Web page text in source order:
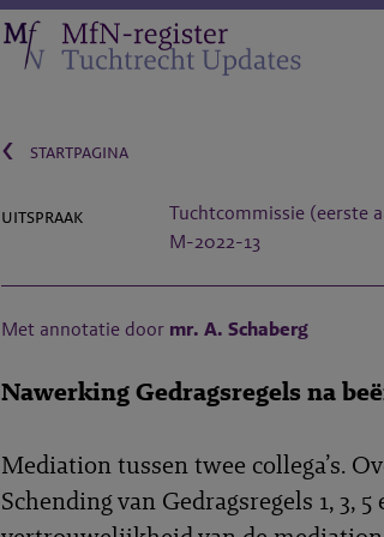
‹ startpagina
uitspraak
Tuchtcommissie (eerste
M-2022-13
Met annotatie door mr. A. Schaberg
Nawerking Gedragsregels na
Mediation tussen twee collega’s.
Schending van Gedragsregels 1, 3,